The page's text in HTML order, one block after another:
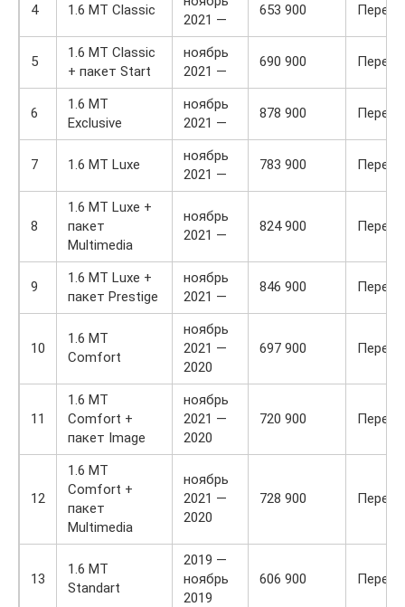
4 1.6 MT Classic
2021 —
653 900
5
1.6 MT Classic
+ пакет Start
ноябрь
2021 —
690 900
6
1.6 MT
Exclusive
ноябрь
2021 —
878 900
7 1.6 MT Luxe
ноябрь
2021 —
783 900
8
1.6 MT Luxe +
пакет
Multimedia
ноябрь
2021 —
824 900
9
1.6 MT Luxe +
пакет Prestige
ноябрь
2021 —
846 900
10
1.6 MT
Comfort
ноябрь
2021 —
2020
697 900
11
1.6 MT
Comfort +
пакет Image
ноябрь
2021 —
2020
720 900
12
1.6 MT
Comfort +
пакет
Multimedia
ноябрь
2021 —
2020
728 900
13
1.6 MT
Standart
2019 —
ноябрь
2019
606 900